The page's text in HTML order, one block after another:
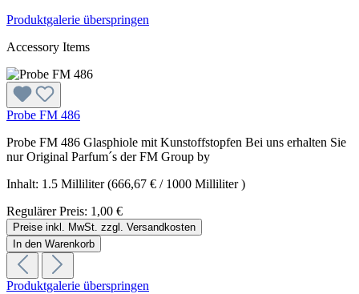
Produktgalerie überspringen
Accessory Items
Probe FM 486
Probe FM 486 Glasphiole mit Kunstoffstopfen Bei uns erhalten Sie
nur Original Parfum´s der FM Group by
Inhalt: 1.5 Milliliter(666,67 € / 1000 Milliliter )
Regulärer Preis: 1,00 €
Preise inkl. MwSt. zzgl. Versandkosten
In den Warenkorb
Produktgalerie überspringen